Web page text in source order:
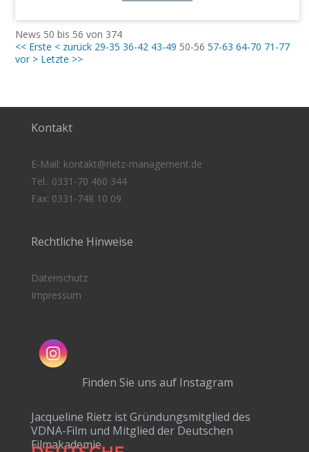
News 50 bis 56 von 374
<< Erste < zurück 29-35 36-42 43-49 50-56 57-63 64-70 71-77
vor > Letzte >>
Kontakt
E-Mail: kontakt@rietz-management.de
Tel.: 0331-70 460 344
Fax: 0331-748 10 09
Rechtliche Hinweise
Datenschutz
Impressum
Finden Sie uns auf Instagram
Jacqueline Rietz ist Gründungsmitglied des
VDNA-Film und Mitglied der Deutschen
Filmakademie